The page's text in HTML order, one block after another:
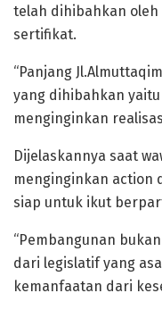
telah dihibahkan
sertifikat.
“Panjang
yang dihibahkan
menginginkan
Dijelaskannya saat
menginginkan action
siap untuk ikut
“Pembangunan
dari legislatif yang
kemanfaatan dari